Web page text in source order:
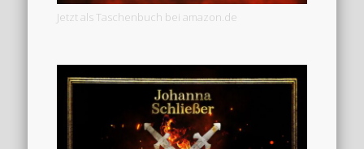
Jetzt als Taschenbuch bei amazon.de